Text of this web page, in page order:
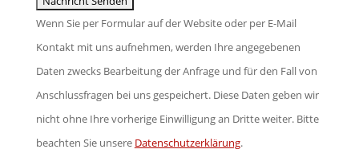
Wenn Sie per Formular auf der Website oder per E-Mail
Kontakt mit uns aufnehmen, werden Ihre angegebenen
Daten zwecks Bearbeitung der Anfrage und für den Fall von
Anschlussfragen bei uns gespeichert. Diese Daten geben wir
nicht ohne Ihre vorherige Einwilligung an Dritte weiter. Bitte
beachten Sie unsere Datenschutzerklärung.